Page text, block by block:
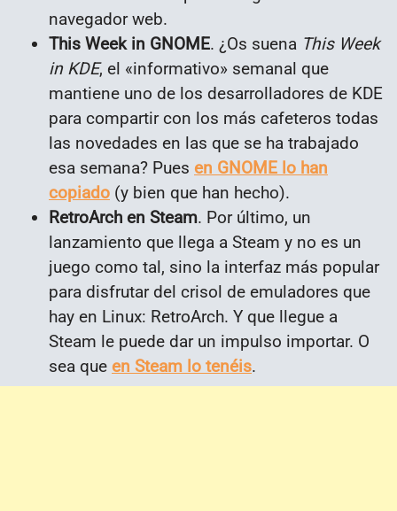
navegador web.
This Week in GNOME. ¿Os suena This Week
in KDE, el «informativo» semanal que
mantiene uno de los desarrolladores de KDE
para compartir con los más cafeteros todas
las novedades en las que se ha trabajado
esa semana? Pues en GNOME lo han
copiado (y bien que han hecho).
RetroArch en Steam. Por último, un
lanzamiento que llega a Steam y no es un
juego como tal, sino la interfaz más popular
para disfrutar del crisol de emuladores que
hay en Linux: RetroArch. Y que llegue a
Steam le puede dar un impulso importar. O
sea que en Steam lo tenéis.